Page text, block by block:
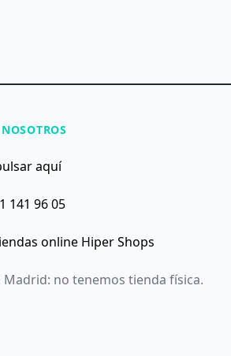
aquí
141 96 05
online Hiper Shops
Madrid: no tenemos tienda física.